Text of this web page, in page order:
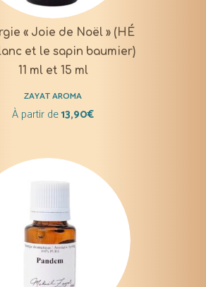
« Joie de Noël » (HÉ
et le sapin baumier)
11 ml et 15 ml
ZAYAT AROMA
À partir de13,90€